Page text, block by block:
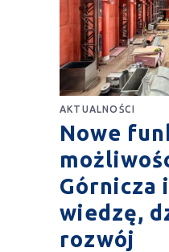
AKTUALNOŚCI
Nowe
Górnicza
wiedzę,
rozwój